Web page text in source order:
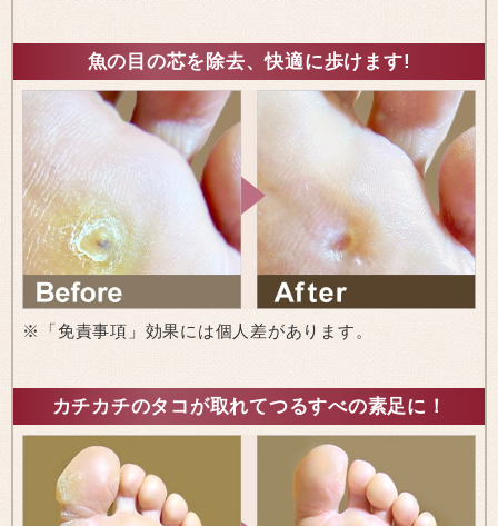
魚の目の芯を除去、快適に歩けます!
※「免責事項」効果には個人差があります。
カチカチのタコが取れてつるすべの素足に！